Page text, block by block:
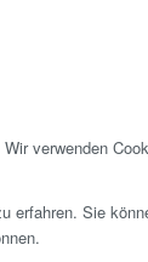
verwenden
Sie